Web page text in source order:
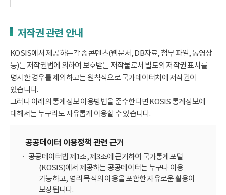
저작권 관련 안내
KOSIS에서 제공하는 각종 콘텐츠(웹문서, DB자료, 첨부 파일, 동영상
등)는 저작권법에 의하여 보호받는 저작물로서 별도의 저작권 표시를
명시한 경우를 제외하고는 원칙적으로 국가데이터처에 저작권이
있습니다.
그러나 아래의 통계정보 이용방법을 준수한다면 KOSIS 통계정보에
대해서는 누구라도 자유롭게 이용할 수 있습니다.
공공데이터 이용정책 관련 근거
공공데이터법 제1조, 제3조에 근거하여 국가통계포털
(KOSIS)에서 제공하는 공공데이터는 누구나 이용
가능하고, 영리 목적의 이용을 포함한 자유로운 활용이
보장됩니다.